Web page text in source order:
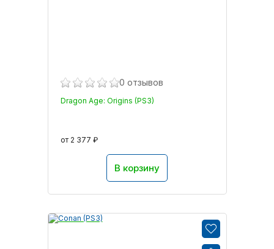
0 отзывов
Dragon Age: Origins (PS3)
от 2 377 ₽
В корзину